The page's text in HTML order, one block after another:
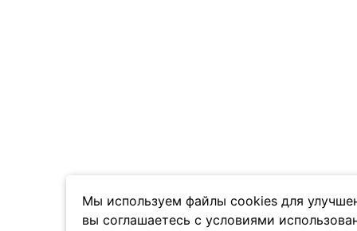
Мы используем файлы cookies для
вы соглашаетесь с условиями